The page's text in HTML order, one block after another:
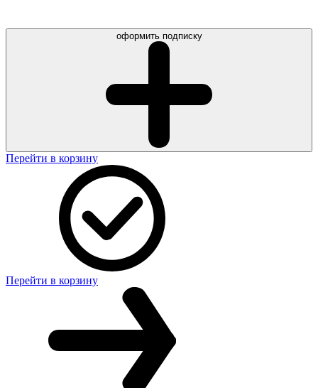
оформить подписку
Перейти в корзину
Перейти в корзину